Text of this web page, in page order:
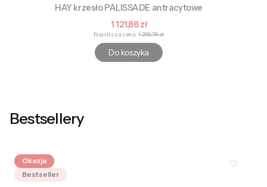
HAY krzesło PALISSADE antracytowe
Cena promocyjna
1 121,88 zł
Najniższa cena: 1 265,78 zł
Do koszyka
Bestsellery
Okazja
Bestseller